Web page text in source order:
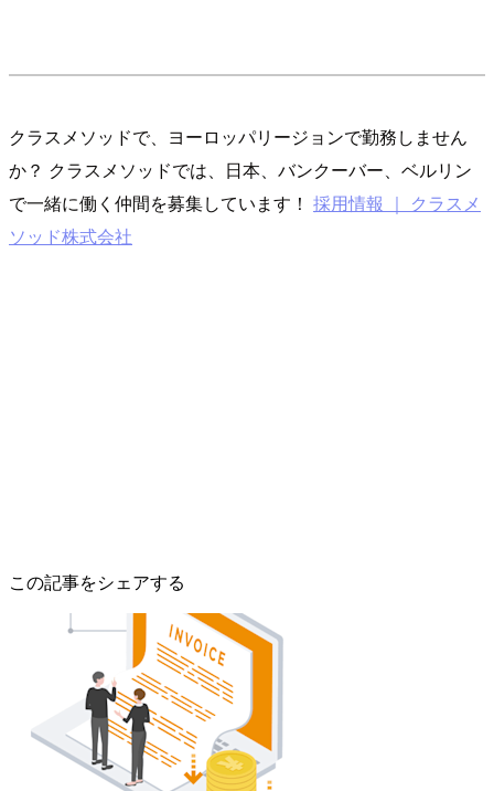
クラスメソッドで、ヨーロッパリージョンで勤務しません
か？ クラスメソッドでは、日本、バンクーバー、ベルリン
で一緒に働く仲間を募集しています！ 採用情報 ｜ クラスメ
ソッド株式会社
この記事をシェアする